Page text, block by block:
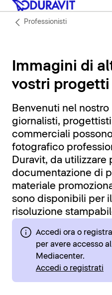
Professionisti
Immagini di
vostri progetti
Benvenuti nel
giornalisti,
commerciali
fotografico
Duravit, da utilizzare
documentazione di
materiale
sono disponibili per
risoluzione
Accedi ora o
per avere accesso
Mediacenter.
Accedi o registrati